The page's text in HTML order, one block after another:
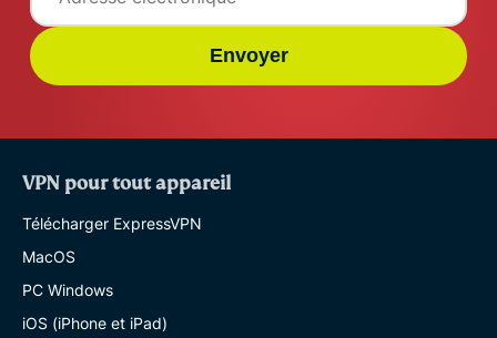
Envoyer
VPN pour tout appareil
Télécharger ExpressVPN
MacOS
PC Windows
iOS (iPhone et iPad)